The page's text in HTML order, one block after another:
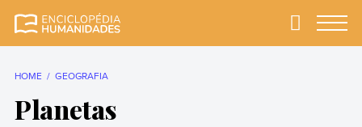
completa e mais
Primary
HOME GEOGRAFIA
Planetas